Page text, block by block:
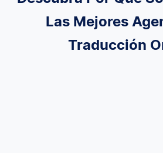
Las Mejores
Traducción